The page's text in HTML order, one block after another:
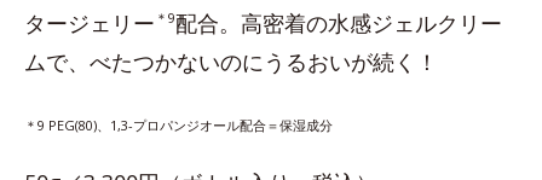
タージェリー ＊9配合。高密着の水感ジェルクリー
ムで、べたつかないのにうるおいが続く！
＊9 PEG(80)、1,3-プロパンジオール配合＝保湿成分